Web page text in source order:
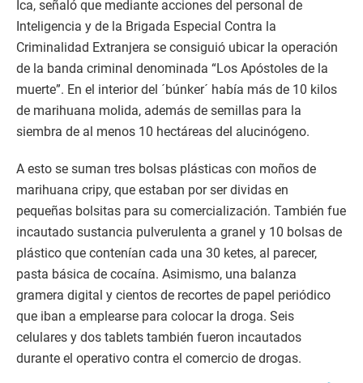
Ica, señaló que mediante acciones del personal de
Inteligencia y de la Brigada Especial Contra la
Criminalidad Extranjera se consiguió ubicar la operación
de la banda criminal denominada “Los Apóstoles de la
muerte”. En el interior del ´búnker´ había más de 10 kilos
de marihuana molida, además de semillas para la
siembra de al menos 10 hectáreas del alucinógeno.
A esto se suman tres bolsas plásticas con moños de
marihuana cripy, que estaban por ser dividas en
pequeñas bolsitas para su comercialización. También fue
incautado sustancia pulverulenta a granel y 10 bolsas de
plástico que contenían cada una 30 ketes, al parecer,
pasta básica de cocaína. Asimismo, una balanza
gramera digital y cientos de recortes de papel periódico
que iban a emplearse para colocar la droga. Seis
celulares y dos tablets también fueron incautados
durante el operativo contra el comercio de drogas.